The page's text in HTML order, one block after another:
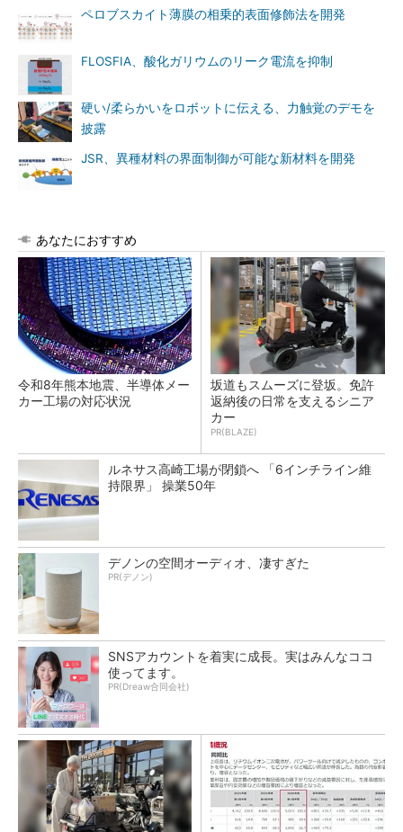
ペロブスカイト薄膜の相乗的表面修飾法を開発
FLOSFIA、酸化ガリウムのリーク電流を抑制
硬い/柔らかいをロボットに伝える、力触覚のデモを
披露
JSR、異種材料の界面制御が可能な新材料を開発
あなたにおすすめ
令和8年熊本地震、半導体メー
カー工場の対応状況
坂道もスムーズに登坂。免許
返納後の日常を支えるシニア
カー
PR(BLAZE)
ルネサス高崎工場が閉鎖へ 「6インチライン維
持限界」 操業50年
デノンの空間オーディオ、凄すぎた
PR(デノン)
SNSアカウントを着実に成長。実はみんなココ
使ってます。
PR(Dreaw合同会社)